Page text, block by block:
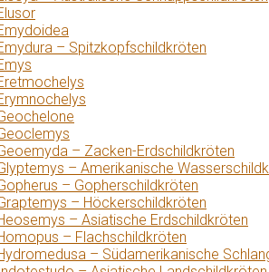
– Spitzkopfschildkröten
– Zacken-Erdschildkröten
– Amerikanische
– Gopherschildkröten
– Höckerschildkröten
– Asiatische Erdschildkröten
– Flachschildkröten
– Südamerikanische